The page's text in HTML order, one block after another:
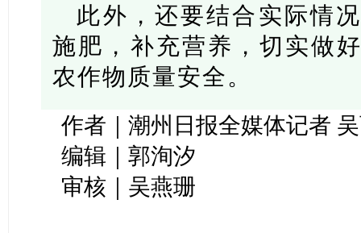
此外，还要结合实际情
施肥，补充营养，切实做
农作物质量安全。
作者｜潮州日报全媒体记者
编辑｜郭洵汐
审核｜吴燕珊